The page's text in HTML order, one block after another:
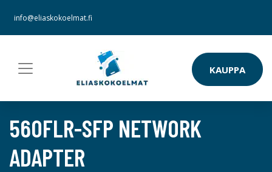
info@eliaskokoelmat.fi
KAUPPA
560FLR-SFP NETWORK
ADAPTER